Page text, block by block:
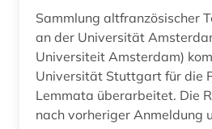
recht (1)
robbe-grillet (1)
romania (1)
Sammlung altfranzösischer
an der Universität
Universiteit Amsterdam)
Universität Stuttgart für die
Lemmata überarbeitet. Die
nach vorheriger Anmeldung